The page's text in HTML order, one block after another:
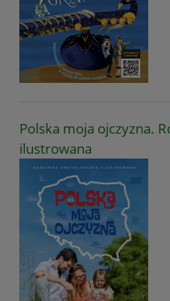
Polska moja ojczyzna.
ilustrowana